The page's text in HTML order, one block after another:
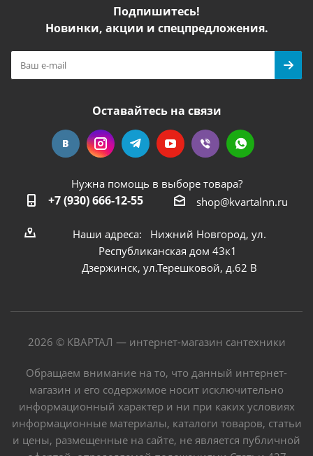
Подпишитесь!
Новинки, акции и спецпредложения.
Оставайтесь на связи
Нужна помощь в выборе товара?
+7 (930) 666-12-55 shop@kvartalnn.ru
Наши адреса: Нижний Новгород, ул.
Республиканская дом 43к1
Дзержинск, ул.Терешковой, д.62 В
2026 © КВАРТАЛ — интернет-магазин сантехники
Обращаем внимание на то, что данный интернет-
магазин и его содержимое носит исключительно
информационный характер и ни при каких условиях
информационные материалы, каталоги товаров, статьи
и цены, размещенные на сайте, не является публичной